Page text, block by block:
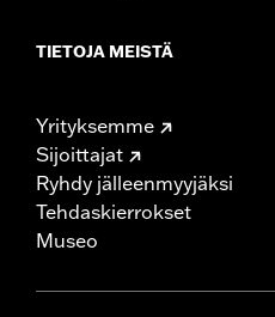
TIETOJA MEISTÄ
Yrityksemme
Sijoittajat
Ryhdy jälleenmyyjäksi
Tehdaskierrokset
Museo